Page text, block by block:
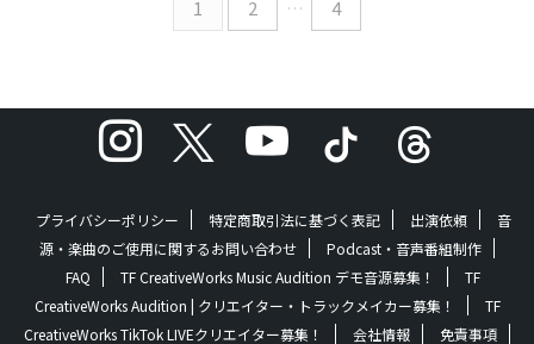
マに例えて表現しています。今
の自分の思いを曲として落と
山歌っていければと思います。
（黒澤哲太） ©2024 TF
CreativeW ...
ストアでストリーミング、もし
アルバム あなたとメロウダン
スシングル MOTELアルバム
ミュージックビデオ Moonlig ...
1 2 … 4
プライバシーポリシー 特定商取引法に基づく表記 出演依頼
音
源・楽曲のご使用に関するお問い合わせ
Podcast・音声番組制作
FAQ
TF CreativeWorks Music Audition デモ音源募集！
TF
CreativeWorks Audition | クリエイター・トラックメイカー募集！
TF
CreativeWorks TikTok LIVEクリエイター募集！
会社情報
免責事項